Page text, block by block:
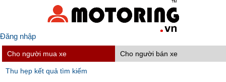
Đăng nhập
Cho người mua xe Cho người bán xe
Thu hẹp kết quả tìm kiếm